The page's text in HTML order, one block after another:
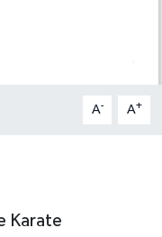
A- A+
Karate